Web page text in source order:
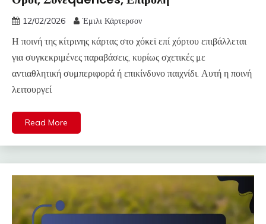
12/02/2026 Έμιλι Κάρτερσον
Η ποινή της κίτρινης κάρτας στο χόκεϊ επί χόρτου επιβάλλεται
για συγκεκριμένες παραβάσεις, κυρίως σχετικές με
αντιαθλητική συμπεριφορά ή επικίνδυνο παιχνίδι. Αυτή η ποινή
λειτουργεί
Read More